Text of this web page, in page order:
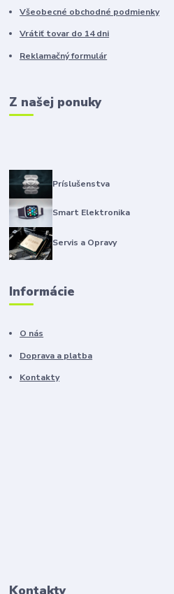
Všeobecné obchodné podmienky
Vrátiť tovar do 14 dni
Reklamačný formulár
Z našej ponuky
Príslušenstva
Smart Elektronika
Servis a Opravy
Informácie
O nás
Doprava a platba
Kontakty
Kontakty